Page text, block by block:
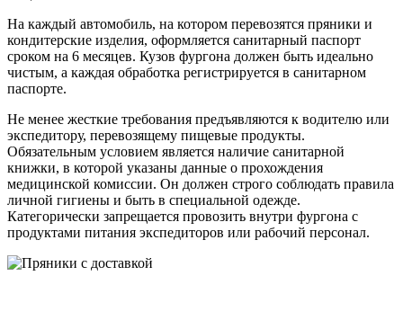
На каждый автомобиль, на котором перевозятся пряники и
кондитерские изделия, оформляется санитарный паспорт
сроком на 6 месяцев. Кузов фургона должен быть идеально
чистым, а каждая обработка регистрируется в санитарном
паспорте.
Не менее жесткие требования предъявляются к водителю или
экспедитору, перевозящему пищевые продукты.
Обязательным условием является наличие санитарной
книжки, в которой указаны данные о прохождения
медицинской комиссии. Он должен строго соблюдать правила
личной гигиены и быть в специальной одежде.
Категорически запрещается провозить внутри фургона с
продуктами питания экспедиторов или рабочий персонал.